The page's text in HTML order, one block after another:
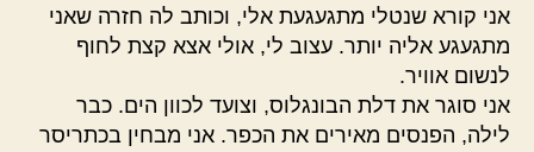
אני קורא שנטלי מתגעגעת אלי, וכותב לה חזרה שאני
מתגעגע אליה יותר. עצוב לי, אולי אצא קצת לחוף
לנשום אוויר.
אני סוגר את דלת הבונגלוס, וצועד לכוון הים. כבר
לילה, הפנסים מאירים את הכפר. אני מבחין בכתריסר